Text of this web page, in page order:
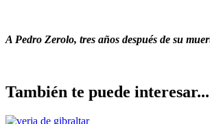
A Pedro Zerolo, tres años después de su
También te puede interesar...